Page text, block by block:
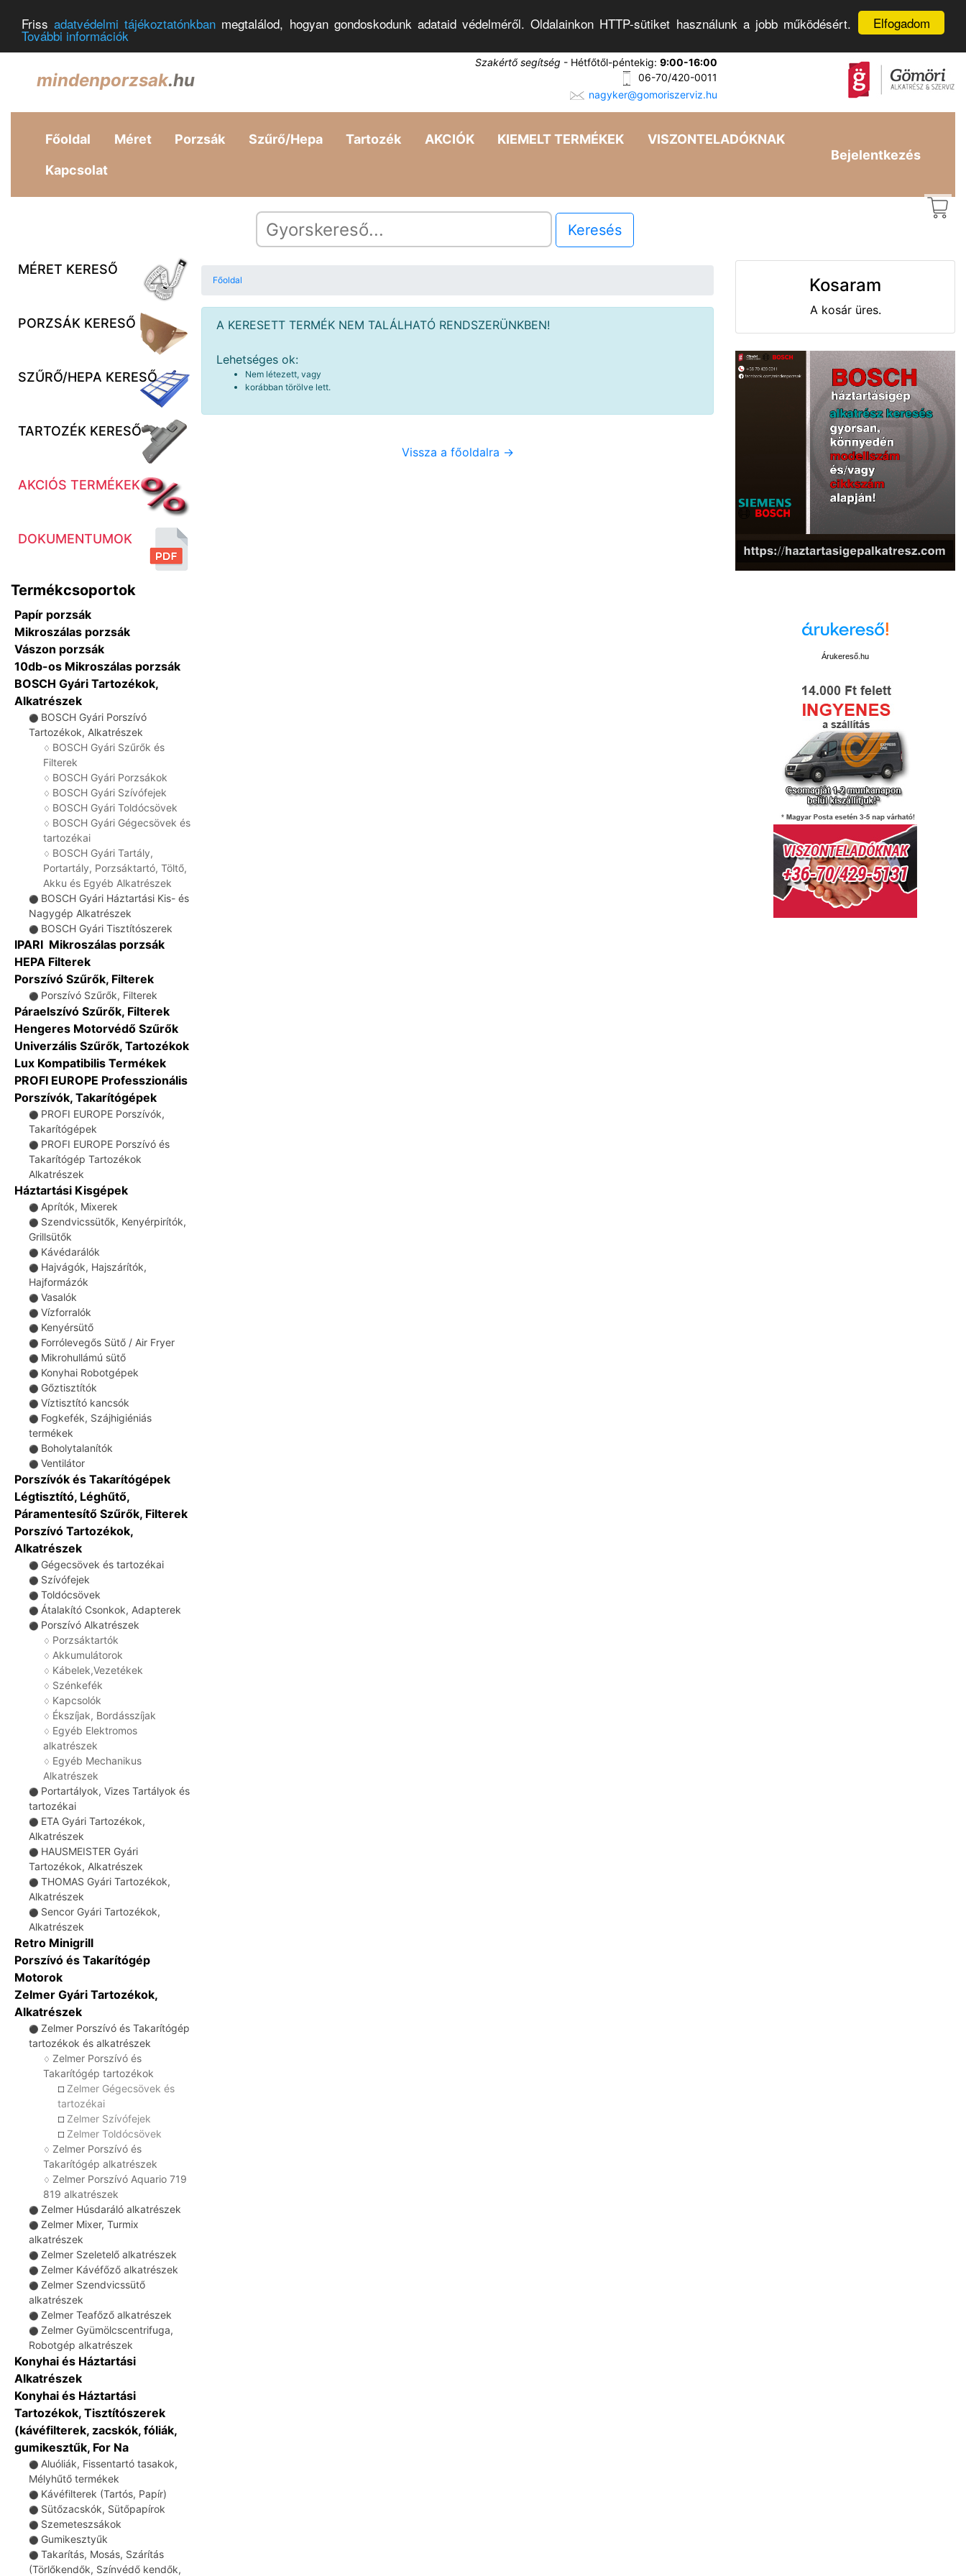
Elfogadom
Frissadatvédelmi tájékoztatónkban megtalálod, hogyan gondoskodunk adataid védelméről. Oldalainkon HTTP-sütiket használunk a jobb működésért.
További információk
mindenporzsak.hu
Szakértő segítség - Hétfőtől-péntekig: 9:00-16:00
06-70/420-0011
nagyker@gomoriszerviz.hu
Főoldal Méret Porzsák Szűrő/Hepa Tartozék AKCIÓK KIEMELT TERMÉKEK VISZONTELADÓKNAK
Kapcsolat
Bejelentkezés
Keresés
MÉRET KERESŐ
PORZSÁK KERESŐ
SZŰRŐ/HEPA KERESŐ
TARTOZÉK KERESŐ
AKCIÓS TERMÉKEK
DOKUMENTUMOK
Termékcsoportok
Papír porzsák
Mikroszálas porzsák
Vászon porzsák
10db-os Mikroszálas porzsák
BOSCH Gyári Tartozékok,
Alkatrészek
⚫ BOSCH Gyári Porszívó
Tartozékok, Alkatrészek
♢ BOSCH Gyári Szűrők és
Filterek
♢ BOSCH Gyári Porzsákok
♢ BOSCH Gyári Szívófejek
♢ BOSCH Gyári Toldócsövek
♢ BOSCH Gyári Gégecsövek és
tartozékai
♢ BOSCH Gyári Tartály,
Portartály, Porzsáktartó, Töltő,
Akku és Egyéb Alkatrészek
⚫ BOSCH Gyári Háztartási Kis- és
Nagygép Alkatrészek
⚫ BOSCH Gyári Tisztítószerek
IPARI Mikroszálas porzsák
HEPA Filterek
Porszívó Szűrők, Filterek
⚫ Porszívó Szűrők, Filterek
Páraelszívó Szűrők, Filterek
Hengeres Motorvédő Szűrők
Univerzális Szűrők, Tartozékok
Lux Kompatibilis Termékek
PROFI EUROPE Professzionális
Porszívók, Takarítógépek
⚫ PROFI EUROPE Porszívók,
Takarítógépek
⚫ PROFI EUROPE Porszívó és
Takarítógép Tartozékok
Alkatrészek
Háztartási Kisgépek
⚫ Aprítók, Mixerek
⚫ Szendvicssütők, Kenyérpirítók,
Grillsütők
⚫ Kávédarálók
⚫ Hajvágók, Hajszárítók,
Hajformázók
⚫ Vasalók
⚫ Vízforralók
⚫ Kenyérsütő
⚫ Forrólevegős Sütő / Air Fryer
⚫ Mikrohullámú sütő
⚫ Konyhai Robotgépek
⚫ Gőztisztítók
⚫ Víztisztító kancsók
⚫ Fogkefék, Szájhigiéniás
termékek
⚫ Boholytalanítók
⚫ Ventilátor
Porszívók és Takarítógépek
Légtisztító, Léghűtő,
Páramentesítő Szűrők, Filterek
Porszívó Tartozékok,
Alkatrészek
⚫ Gégecsövek és tartozékai
⚫ Szívófejek
⚫ Toldócsövek
⚫ Átalakító Csonkok, Adapterek
⚫ Porszívó Alkatrészek
♢ Porzsáktartók
♢ Akkumulátorok
♢ Kábelek,Vezetékek
♢ Szénkefék
♢ Kapcsolók
♢ Ékszíjak, Bordásszíjak
♢ Egyéb Elektromos
alkatrészek
♢ Egyéb Mechanikus
Alkatrészek
⚫ Portartályok, Vizes Tartályok és
tartozékai
⚫ ETA Gyári Tartozékok,
Alkatrészek
⚫ HAUSMEISTER Gyári
Tartozékok, Alkatrészek
⚫ THOMAS Gyári Tartozékok,
Alkatrészek
⚫ Sencor Gyári Tartozékok,
Alkatrészek
Retro Minigrill
Porszívó és Takarítógép
Motorok
Zelmer Gyári Tartozékok,
Alkatrészek
⚫ Zelmer Porszívó és Takarítógép
tartozékok és alkatrészek
♢ Zelmer Porszívó és
Takarítógép tartozékok
☐ Zelmer Gégecsövek és
tartozékai
☐ Zelmer Szívófejek
☐ Zelmer Toldócsövek
♢ Zelmer Porszívó és
Takarítógép alkatrészek
♢ Zelmer Porszívó Aquario 719
819 alkatrészek
⚫ Zelmer Húsdaráló alkatrészek
⚫ Zelmer Mixer, Turmix
alkatrészek
⚫ Zelmer Szeletelő alkatrészek
⚫ Zelmer Kávéfőző alkatrészek
⚫ Zelmer Szendvicssütő
alkatrészek
⚫ Zelmer Teafőző alkatrészek
⚫ Zelmer Gyümölcscentrifuga,
Robotgép alkatrészek
Konyhai és Háztartási
Alkatrészek
Konyhai és Háztartási
Tartozékok, Tisztítószerek
(kávéfilterek, zacskók, fóliák,
gumikesztűk, For Na
⚫ Aluóliák, Fissentartó tasakok,
Mélyhűtő termékek
⚫ Kávéfilterek (Tartós, Papír)
⚫ Sütőzacskók, Sütőpapírok
⚫ Szemeteszsákok
⚫ Gumikesztyűk
⚫ Takarítás, Mosás, Szárítás
(Törlőkendők, Színvédő kendők,
Főoldal
A KERESETT TERMÉK NEM TALÁLHATÓ RENDSZERÜNKBEN!
Lehetséges ok:
Nem létezett, vagy
korábban törölve lett.
Vissza a főoldalra ->
Kosaram
A kosár üres.
Árukereső.hu